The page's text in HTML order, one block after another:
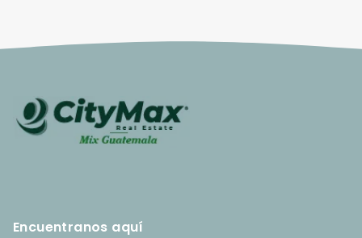
Encuentranos aquí